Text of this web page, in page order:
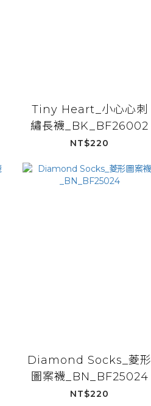
Tiny Heart_小心心刺
繡長襪_BK_BF26002
NT$220
Diamond Socks_菱形
圖案襪_BN_BF25024
NT$220